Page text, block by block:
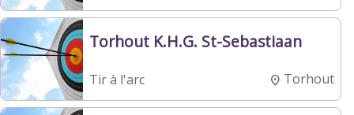
Torhout K.H.G. St-Sebastiaan
Tir à l'arc Torhout